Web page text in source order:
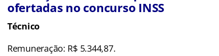
ofertadas no concurso INSS
Técnico
Remuneração: R$ 5.344,87.